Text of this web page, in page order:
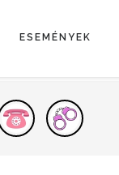
ESEMÉNYEK